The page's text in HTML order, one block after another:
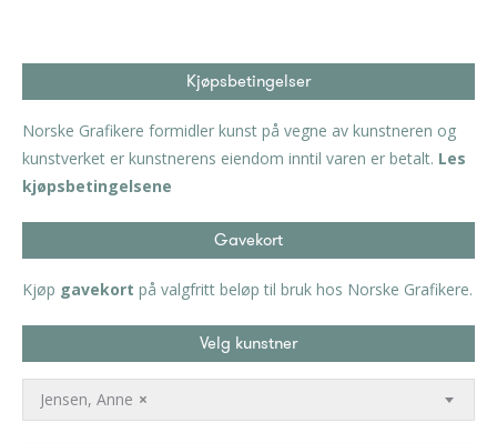
Kjøpsbetingelser
Norske Grafikere formidler kunst på vegne av kunstneren og
kunstverket er kunstnerens eiendom inntil varen er betalt. Les
kjøpsbetingelsene
Gavekort
Kjøp gavekort på valgfritt beløp til bruk hos Norske Grafikere.
Velg kunstner
×
Jensen, Anne